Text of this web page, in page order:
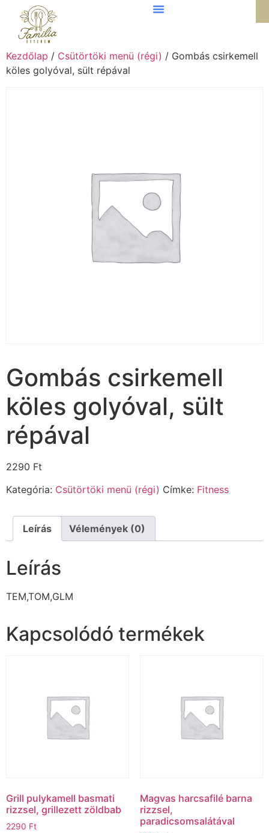
Kezdőlap / Csütörtöki menü (régi) / Gombás csirkemell
köles golyóval, sült répával
Gombás csirkemell
köles golyóval, sült
répával
2290 Ft
Kategória: Csütörtöki menü (régi) Címke: Fitness
Leírás Vélemények (0)
Leírás
TEM,TOM,GLM
Kapcsolódó termékek
Grill pulykamell basmati
rizzsel, grillezett zöldbab
2290 Ft
Magvas harcsafilé barna
rizzsel,
paradicsomsalátával